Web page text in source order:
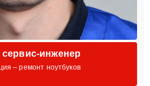
инженер
– ремонт ноутбуков